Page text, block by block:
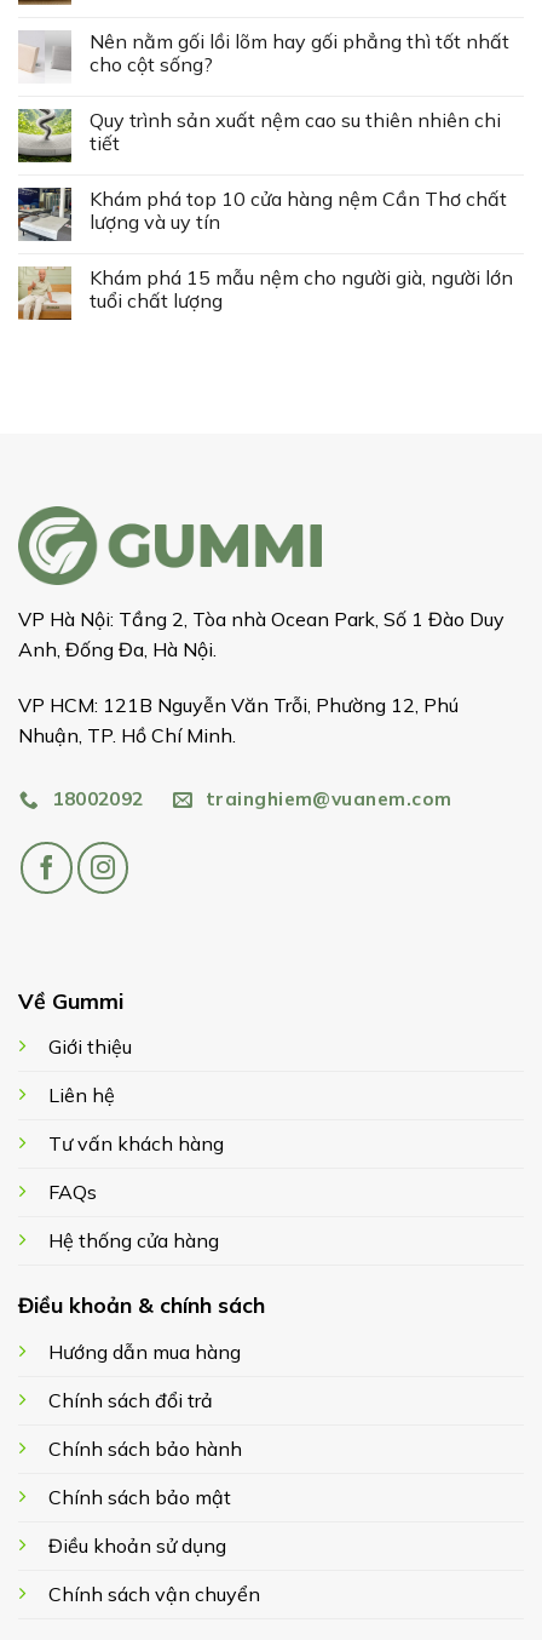
Nên nằm gối lồi lõm hay gối phẳng thì tốt nhất
cho cột sống?
Quy trình sản xuất nệm cao su thiên nhiên chi
tiết
Khám phá top 10 cửa hàng nệm Cần Thơ chất
lượng và uy tín
Khám phá 15 mẫu nệm cho người già, người lớn
tuổi chất lượng
VP Hà Nội: Tầng 2, Tòa nhà Ocean Park, Số 1 Đào Duy
Anh, Đống Đa, Hà Nội.
VP HCM: 121B Nguyễn Văn Trỗi, Phường 12, Phú
Nhuận, TP. Hồ Chí Minh.
18002092 trainghiem@vuanem.com
Về Gummi
Giới thiệu
Liên hệ
Tư vấn khách hàng
FAQs
Hệ thống cửa hàng
Điều khoản & chính sách
Hướng dẫn mua hàng
Chính sách đổi trả
Chính sách bảo hành
Chính sách bảo mật
Điều khoản sử dụng
Chính sách vận chuyển